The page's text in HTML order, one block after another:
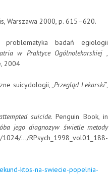
Warszawa 2000, p. 615–620.
problematyka badań egiologii
w Praktyce Ogólnolekarskiej,
2004
suicydologii, „Przegląd Lekarski”,
suicide. Penguin Book, in
jego diagnozyw świetle metody
…/RPsych_1998_vol01_188-
ktos-na-swiecie-popelnia-